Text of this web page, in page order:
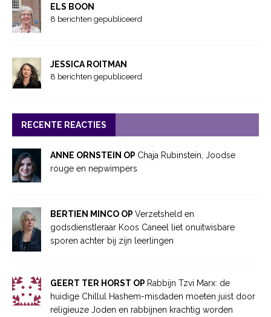
ELS BOON
8 berichten gepubliceerd
JESSICA ROITMAN
8 berichten gepubliceerd
RECENTE REACTIES
ANNE ORNSTEIN OP Chaja Rubinstein, Joodse
rouge en nepwimpers
BERTIEN MINCO OP Verzetsheld en
godsdienstleraar Koos Caneel liet onuitwisbare
sporen achter bij zijn leerlingen
GEERT TER HORST OP Rabbijn Tzvi Marx: de
huidige Chillul Hashem-misdaden moeten juist door
religieuze Joden en rabbijnen krachtig worden